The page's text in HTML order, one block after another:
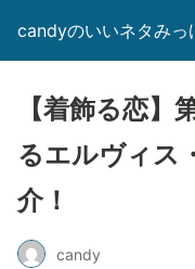
candyのいいネタみっ
【着飾る恋】
るエルヴィス
介！
candy